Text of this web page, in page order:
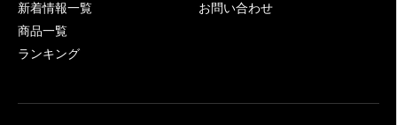
新着情報一覧
商品一覧
ランキング
お問い合わせ